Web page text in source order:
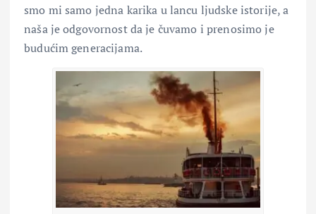
smo mi samo jedna karika u lancu ljudske istorije, a
naša je odgovornost da je čuvamo i prenosimo je
budućim generacijama.